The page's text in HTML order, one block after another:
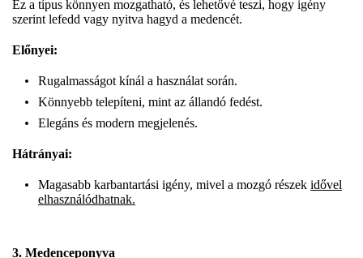
Ez a típus könnyen mozgatható, és lehetővé teszi, hogy igény
szerint lefedd vagy nyitva hagyd a medencét.
Előnyei:
Rugalmasságot kínál a használat során.
Könnyebb telepíteni, mint az állandó fedést.
Elegáns és modern megjelenés.
Hátrányai:
Magasabb karbantartási igény, mivel a mozgó részek idővel
elhasználódhatnak.
3. Medenceponyva